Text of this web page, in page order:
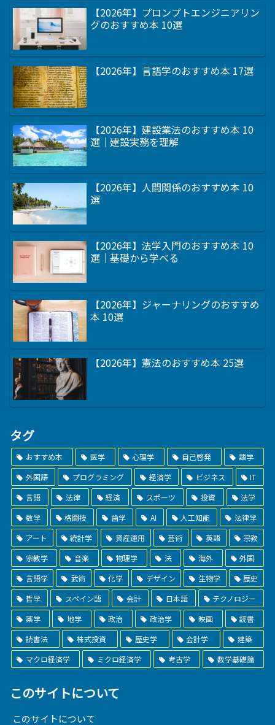
【2026年】プロンプトエンジニアリン
グのおすすめ本 10選
【2026年】言語学のおすすめ本 17選
【2026年】建設業法のおすすめ本 10
選｜建設実務を理解
【2026年】人間関係のおすすめ本 10
選
【2026年】法学入門のおすすめ本 10
選｜基礎から学べる
【2026年】ジャーナリングのおすすめ
本 10選
【2026年】憲法のおすすめ本 25選
タグ
おすすめ本 医学 心理学 自己啓発
語学
外国語
プログラミング 経済学 ビジネス
IT
言語
法律 経済 スポーツ 投資
法学
数学
格闘技 歯学 AI 人工知能
法律学
アート
統計学 資産運用 芸術 英語
宗教
宗教学
音楽 物理学 法 海外
外国
言語学
武術 化学 デザイン 生物学
歴史
哲学
スペイン語 会計 日本語
テクノロジー
薬学
地学 政治 政治学 映画
読書
読書法
株式投資 歴史学 会計学
建築
マクロ経済学
ミクロ経済学 考古学 数学基礎論
このサイトについて
このサイトについて